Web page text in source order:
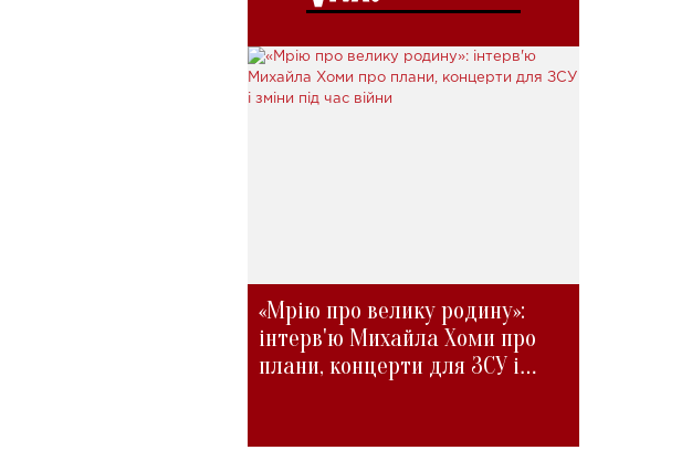
«Мрію про велику родину»:
інтерв'ю Михайла Хоми про
плани, концерти для ЗСУ і